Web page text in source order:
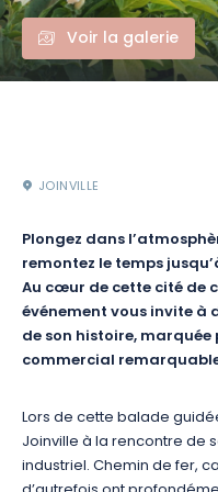
Voir la galerie
JOINVILLE
Plongez dans
remontez le temps
Au cœur de cette cité de
événement vous invite à
de son histoire,
commercial remarquable
Lors de cette balade
Joinville à la rencontre de
industriel. Chemin de fer,